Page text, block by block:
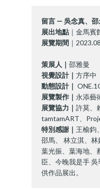
留言 — 吳念真、
展出地點 ｜金馬
展覽期間 ｜
策展人｜邵雅曼
視覺設計｜方序中
動態設計｜
展覽製作｜ 永添藝
展覽協力｜許莫、
tamtamART、
特別感謝｜王榆鈞
邵馬、 林立淇、林
葉光振、葉海地、
臣、今晚我是手
供作品展出。